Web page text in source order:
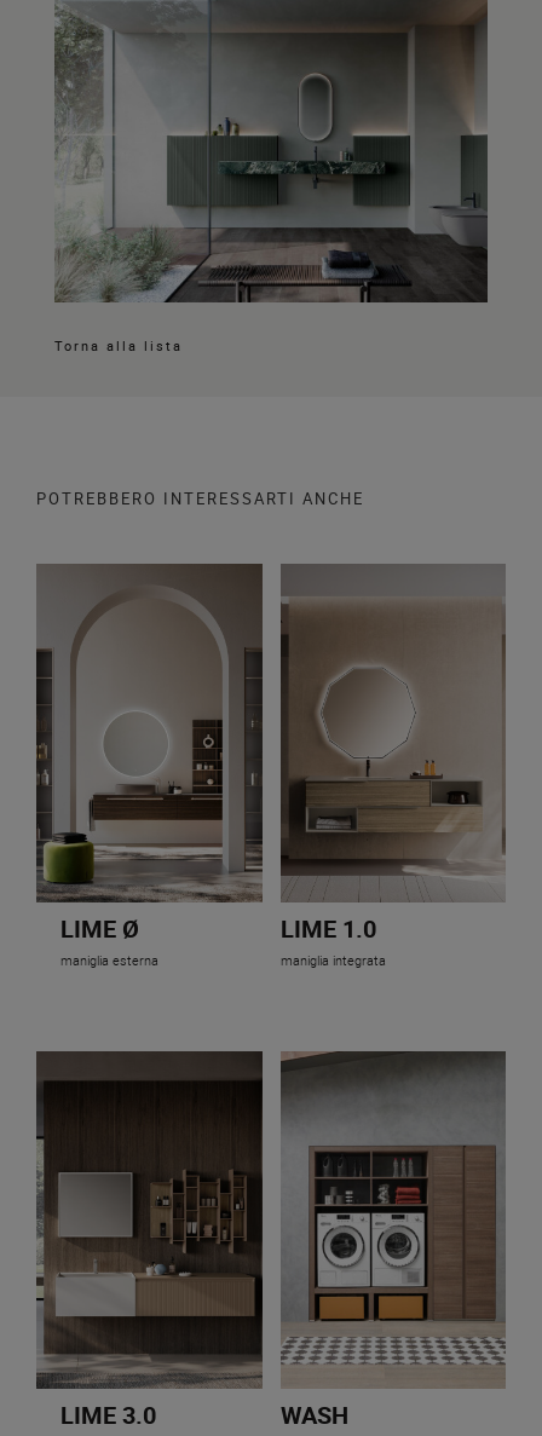
Torna alla lista
POTREBBERO INTERESSARTI ANCHE
LIME Ø
maniglia esterna
LIME 1.0
maniglia integrata
LIME 3.0 WASH